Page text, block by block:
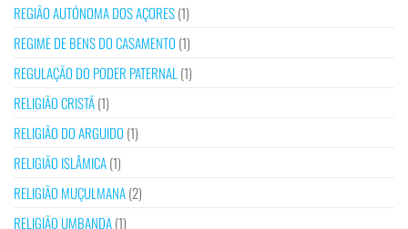
REGIÃO AUTÓNOMA DOS AÇORES(1)
REGIME DE BENS DO CASAMENTO (1)
REGULAÇÃO DO PODER PATERNAL (1)
RELIGIÃO CRISTÃ(1)
RELIGIÃO DO ARGUIDO (1)
RELIGIÃO ISLÂMICA(1)
RELIGIÃO MUÇULMANA(2)
RELIGIÃO UMBANDA(1)